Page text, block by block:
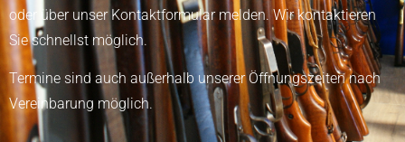
oder über unser Kontaktformularmelden.Wir kontaktieren
Sie schnellst möglich.
Termine sind auch außerhalb unserer Öffnungszeiten nach
Vereinbarung möglich.